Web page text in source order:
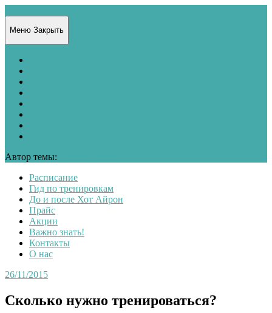
Меню Закрыть
Автор темы:
Расписание
Гид по тренировкам
До и после Хот Айрон
Прайс
Акции
Важно знать!
Контакты
О нас
26/11/2015
Сколько нужно тренироваться?